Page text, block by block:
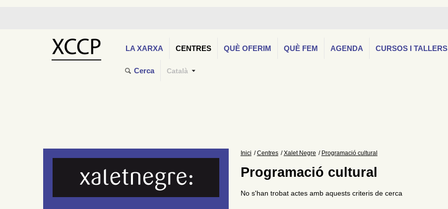
LA XARXA CENTRES QUÈ OFERIM QUÈ FEM AGENDA CURSOS I TALLERS
Cerca Català
Inici Centres Xalet Negre Programació cultural
Programació cultural
No s'han trobat actes amb aquests criteris de cerca